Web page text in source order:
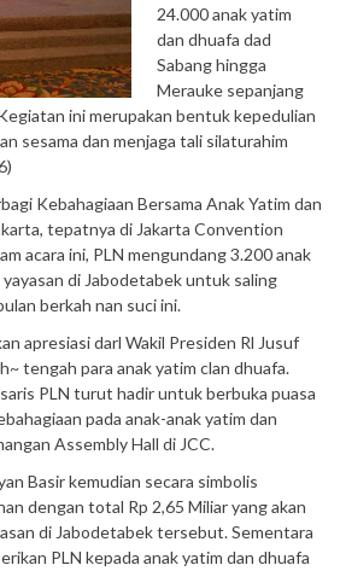
24.000 anak yatim
dan dhuafa dad
Sabang hingga
Merauke sepanjang
ini merupakan bentuk kepedulian
sesama dan menjaga tali silaturahim
Kebahagiaan Bersama Anak Yatim dan
tepatnya di Jakarta Convention
acara ini, PLN mengundang 3.200 anak
di Jabodetabek untuk saling
berkah nan suci ini.
apresiasi darl Wakil Presiden Rl Jusuf
tengah para anak yatim clan dhuafa.
PLN turut hadir untuk berbuka puasa
pada anak-anak yatim dan
Assembly Hall di JCC.
Basir kemudian secara simbolis
dengan total Rp 2,65 Miliar yang akan
di Jabodetabek tersebut. Sementara
PLN kepada anak yatim dan dhuafa